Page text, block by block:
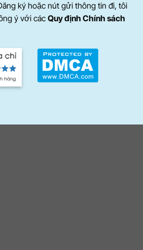
ký hoặc nút gửi thông tin đi, tôi
ý với cácQuy định Chính sách